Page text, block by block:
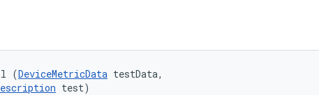
(DeviceMetricData testData,
test)